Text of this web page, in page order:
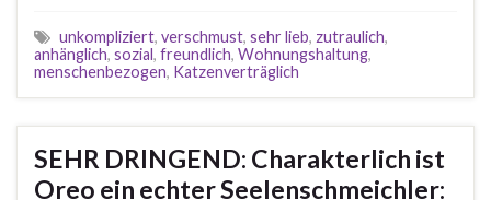
unkompliziert, verschmust, sehr lieb, zutraulich,
anhänglich, sozial, freundlich, Wohnungshaltung,
menschenbezogen, Katzenverträglich
SEHR DRINGEND: Charakterlich ist
Oreo ein echter Seelenschmeichler: